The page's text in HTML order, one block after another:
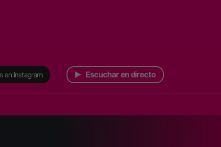
en Instagram Escuchar en directo